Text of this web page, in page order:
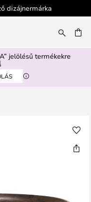
dizájnermárka
jelölésű termékekre